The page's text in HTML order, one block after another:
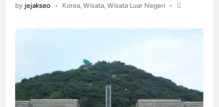
by jejakseo •
Posted
Korea,Wisata,Wisata Luar Negeri •